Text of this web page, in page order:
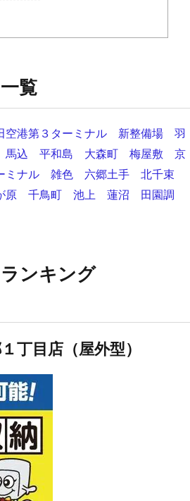
覧
空港第３ターミナル 新整備場
羽
馬込 平和島 大森町 梅屋敷
京
ミナル 雑色 六郷土手
北千束
原 千鳥町 池上 蓮沼
田園調
ンキング
丁目店（屋外型）